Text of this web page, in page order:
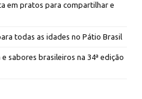
em pratos para compartilhar e
todas as idades no Pátio Brasil
sabores brasileiros na 34ª edição